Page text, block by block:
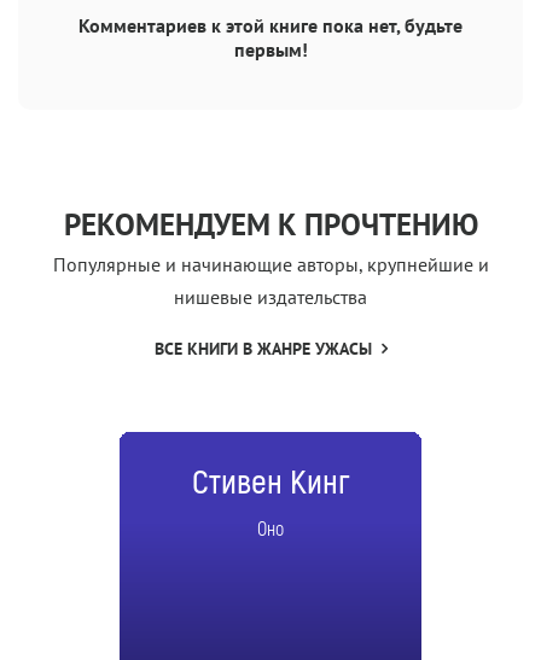
Комментариев к этой книге пока нет, будьте
первым!
РЕКОМЕНДУЕМ К ПРОЧТЕНИЮ
Популярные и начинающие авторы, крупнейшие и
нишевые издательства
ВСЕ КНИГИ В ЖАНРЕ УЖАСЫ
Стивен Кинг
Оно